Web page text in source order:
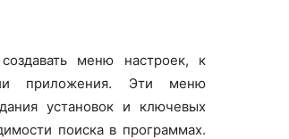
меню настроек, к
приложения. Эти меню
установок и ключевых
поиска в программах.